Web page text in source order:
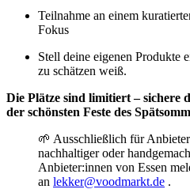
Teilnahme an einem
Fokus
Stell deine eigenen Produkte
zu schätzen weiß.
Die Plätze sind limitiert – sichere
der schönsten Feste des
🌱 Ausschließlich für
nachhaltiger oder
Anbieter:innen von Essen
an lekker@voodmarkt.de .